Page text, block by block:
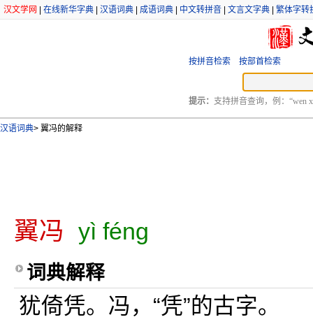
汉文学网 在线新华字典 汉语词典 成语词典 中文转拼音 文言文字典 繁体字转
按拼音检索 按部首检索
提示： 支持拼音查询，例：“wen
汉语词典> 翼冯的解释
翼冯 yì féng
词典解释
犹倚凭。冯，“凭”的古字。